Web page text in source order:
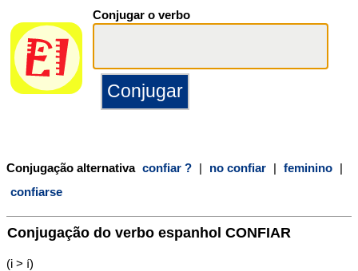
Conjugar o verbo
Conjugação alternativa confiar ? | no confiar | feminino |
confiarse
Conjugação do verbo espanhol CONFIAR
(i > í)